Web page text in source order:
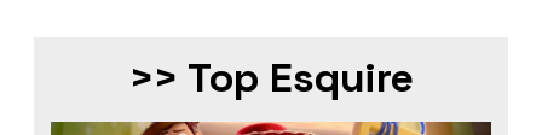
>> Top Esquire